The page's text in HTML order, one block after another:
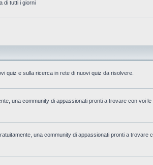
di tutti i giorni
quiz e sulla ricerca in rete di nuovi quiz da risolvere.
una community di appassionati pronti a trovare con voi
una community di appassionati pronti a trovare